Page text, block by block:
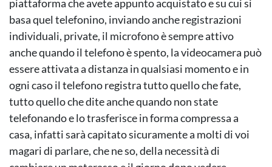
piattaforma che avete appunto acquistato e su cui si
basa quel telefonino, inviando anche registrazioni
individuali, private, il microfono è sempre attivo
anche quando il telefono è spento, la videocamera può
essere attivata a distanza in qualsiasi momento e in
ogni caso il telefono registra tutto quello che fate,
tutto quello che dite anche quando non state
telefonando e lo trasferisce in forma compressa a
casa, infatti sarà capitato sicuramente a molti di voi
magari di parlare, che ne so, della necessità di